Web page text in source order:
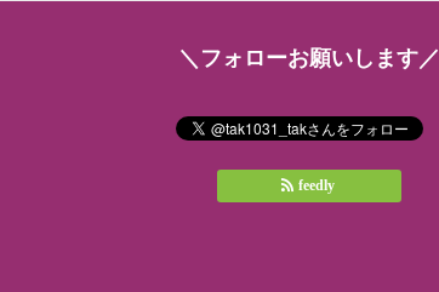
＼フォローお願いします／
feedly